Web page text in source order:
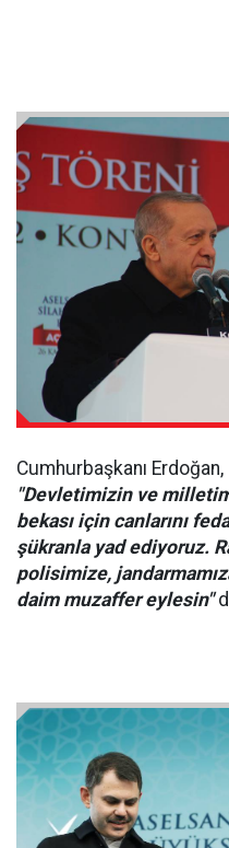
Cumhurbaşkanı Erdoğan,
"Devletimizin ve
bekası için canlarını
şükranla yad ediyoruz.
polisimize,
daim muzaffer eylesin"